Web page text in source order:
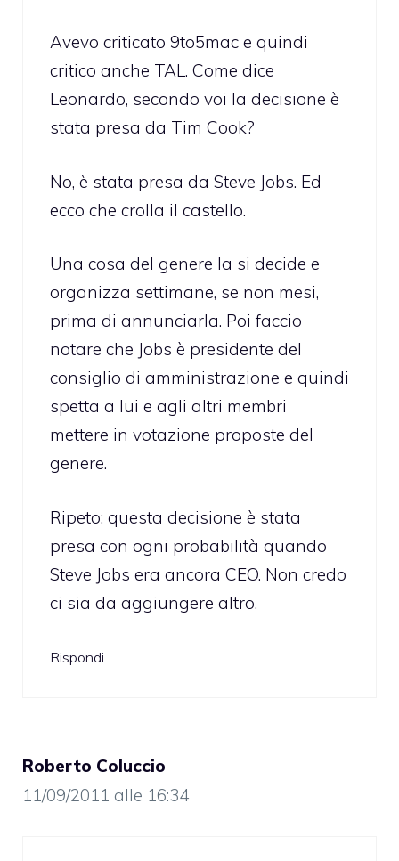
Avevo criticato 9to5mac e quindi
critico anche TAL. Come dice
Leonardo, secondo voi la decisione è
stata presa da Tim Cook?
No, è stata presa da Steve Jobs. Ed
ecco che crolla il castello.
Una cosa del genere la si decide e
organizza settimane, se non mesi,
prima di annunciarla. Poi faccio
notare che Jobs è presidente del
consiglio di amministrazione e quindi
spetta a lui e agli altri membri
mettere in votazione proposte del
genere.
Ripeto: questa decisione è stata
presa con ogni probabilità quando
Steve Jobs era ancora CEO. Non credo
ci sia da aggiungere altro.
Rispondi
Roberto Coluccio
11/09/2011 alle 16:34